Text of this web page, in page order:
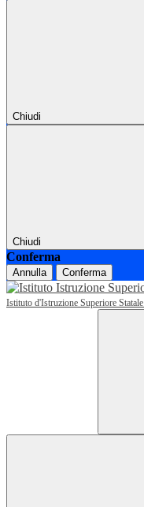
Chiudi
Chiudi
Conferma
Annulla Conferma
Istituto d'Istruzione Superiore Statale